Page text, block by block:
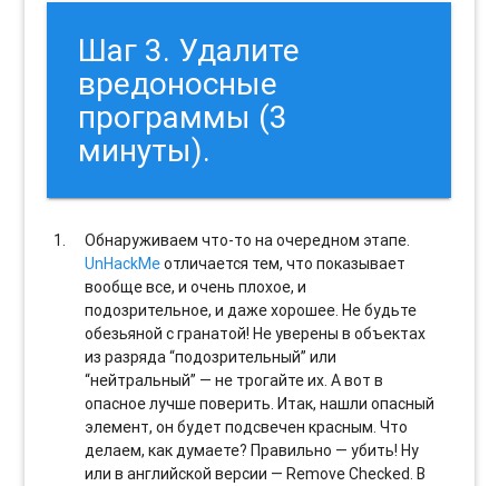
Шаг 3. Удалите
вредоносные
программы (3
минуты).
Обнаруживаем что-то на очередном этапе.
UnHackMeотличается тем, что показывает
вообще все, и очень плохое, и
подозрительное, и даже хорошее. Не будьте
обезьяной с гранатой! Не уверены в объектах
из разряда “подозрительный” или
“нейтральный” — не трогайте их. А вот в
опасное лучше поверить. Итак, нашли опасный
элемент, он будет подсвечен красным. Что
делаем, как думаете? Правильно — убить! Ну
или в английской версии — Remove Checked. В